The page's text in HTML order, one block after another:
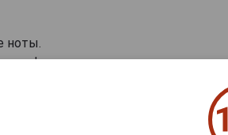
ноты.
с продолжительным